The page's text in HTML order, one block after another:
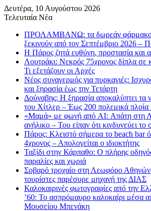
Δευτέρα, 10 Αυγούστου 2026
Τελευταία Νέα
ΠΡΟΛΑΜΒΑΝΩ: τα δωρεάν φάρμακα
ξεκινούν από τον Σεπτέμβριο 2026 –
Η Πάρος ζητά ευθύνη, προστασία και
Λουτράκι: Νεκρός 75χρονος δίπλα σε
Τι εξετάζουν οι Αρχές
Νέος συναγερμός για πυρκαγιές:
και ξηρασία έως την Τετάρτη
Δούναβης: Η ξηρασία αποκαλύπτει τα
του Χίτλερ – Έως 200 πολεμικά πλοία
«Μαμά» με φωνή από AI: Απάτη στη
ανήλικο – Του είπαν ότι κινδυνεύει το
Πάρος: Κλειστό σήμερα το beach bar
4χρονος – Απολογείται ο ιδιοκτήτης
Ταξίδι στην Κάρπαθο: Ο πλήρης
παραλίες και χωριά
Σοβαρό τροχαίο στη Λεωφόρο
τουρίστες παρέσυρε μηχανή της ΔΙΑΣ
Καλοκαιρινές φωτογραφίες από την
’60: Το ασπρόμαυρο καλοκαίρι μέσα
Μουσείου Μπενάκη